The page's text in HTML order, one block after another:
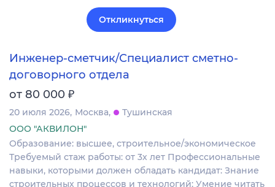
Откликнуться
Инженер-сметчик/Специалист сметно-
договорного отдела
от 80 000 ₽
20 июля 2026 Москва
Тушинская
ООО "АКВИЛОН"
Образование: высшее, строительное/экономическое
Требуемый стаж работы: от 3х лет Профессиональные
навыки, которыми должен обладать кандидат: Знание
строительных процессов и технологий; Умение читать